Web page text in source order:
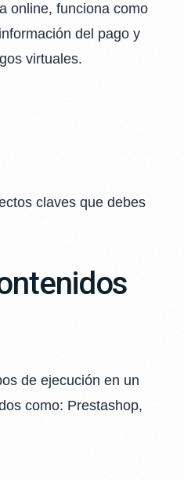
online, funciona como
del pago y
virtuales.
claves que debes
de ejecución en un
como: Prestashop,